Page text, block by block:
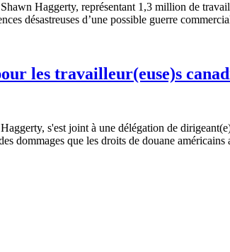
Haggerty, représentant 1,3 million de
désastreuses d’une possible guerre
les travailleur(euse)s
s'est joint à une délégation de
dommages que les droits de douane